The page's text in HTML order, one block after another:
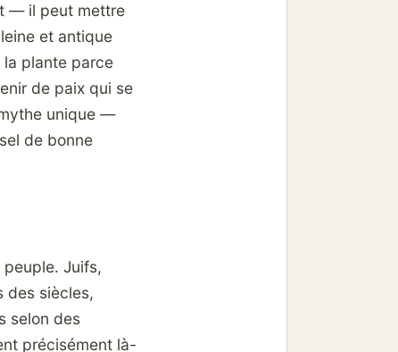
— il peut mettre
et antique
la plante parce
de paix qui se
unique —
de bonne
peuple. Juifs,
des siècles,
selon des
précisément là-